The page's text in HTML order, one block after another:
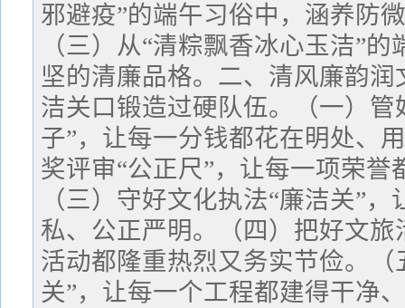
邪避疫”的端午习俗中，涵养防
（三）从“清粽飘香冰心玉洁”
坚的清廉品格。二、清风廉韵
洁关口锻造过硬队伍。（一）管
子”，让每一分钱都花在明处、
奖评审“公正尺”，让每一项荣
（三）守好文化执法“廉洁关”
私、公正严明。（四）把好文旅
活动都隆重热烈又务实节俭。（
关”，让每一个工程都建得干净